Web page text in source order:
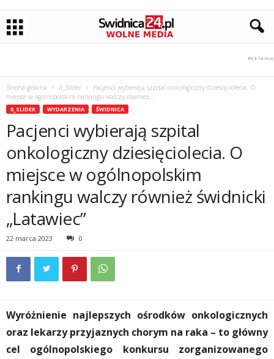
Strona główna 0_Slider
Pacjenci wybierają szpital onkologiczny dziesięciolecia. O
miejsce w ogólnopolskim rankingu walczy również...
0_SLIDER WYDARZENIA ŚWIDNICA
Pacjenci wybierają szpital
onkologiczny dziesięciolecia. O
miejsce w ogólnopolskim
rankingu walczy również świdnicki
„Latawiec”
22 marca 2023 0
Wyróżnienie najlepszych ośrodków onkologicznych
oraz lekarzy przyjaznych chorym na raka – to główny
cel ogólnopolskiego konkursu zorganizowanego